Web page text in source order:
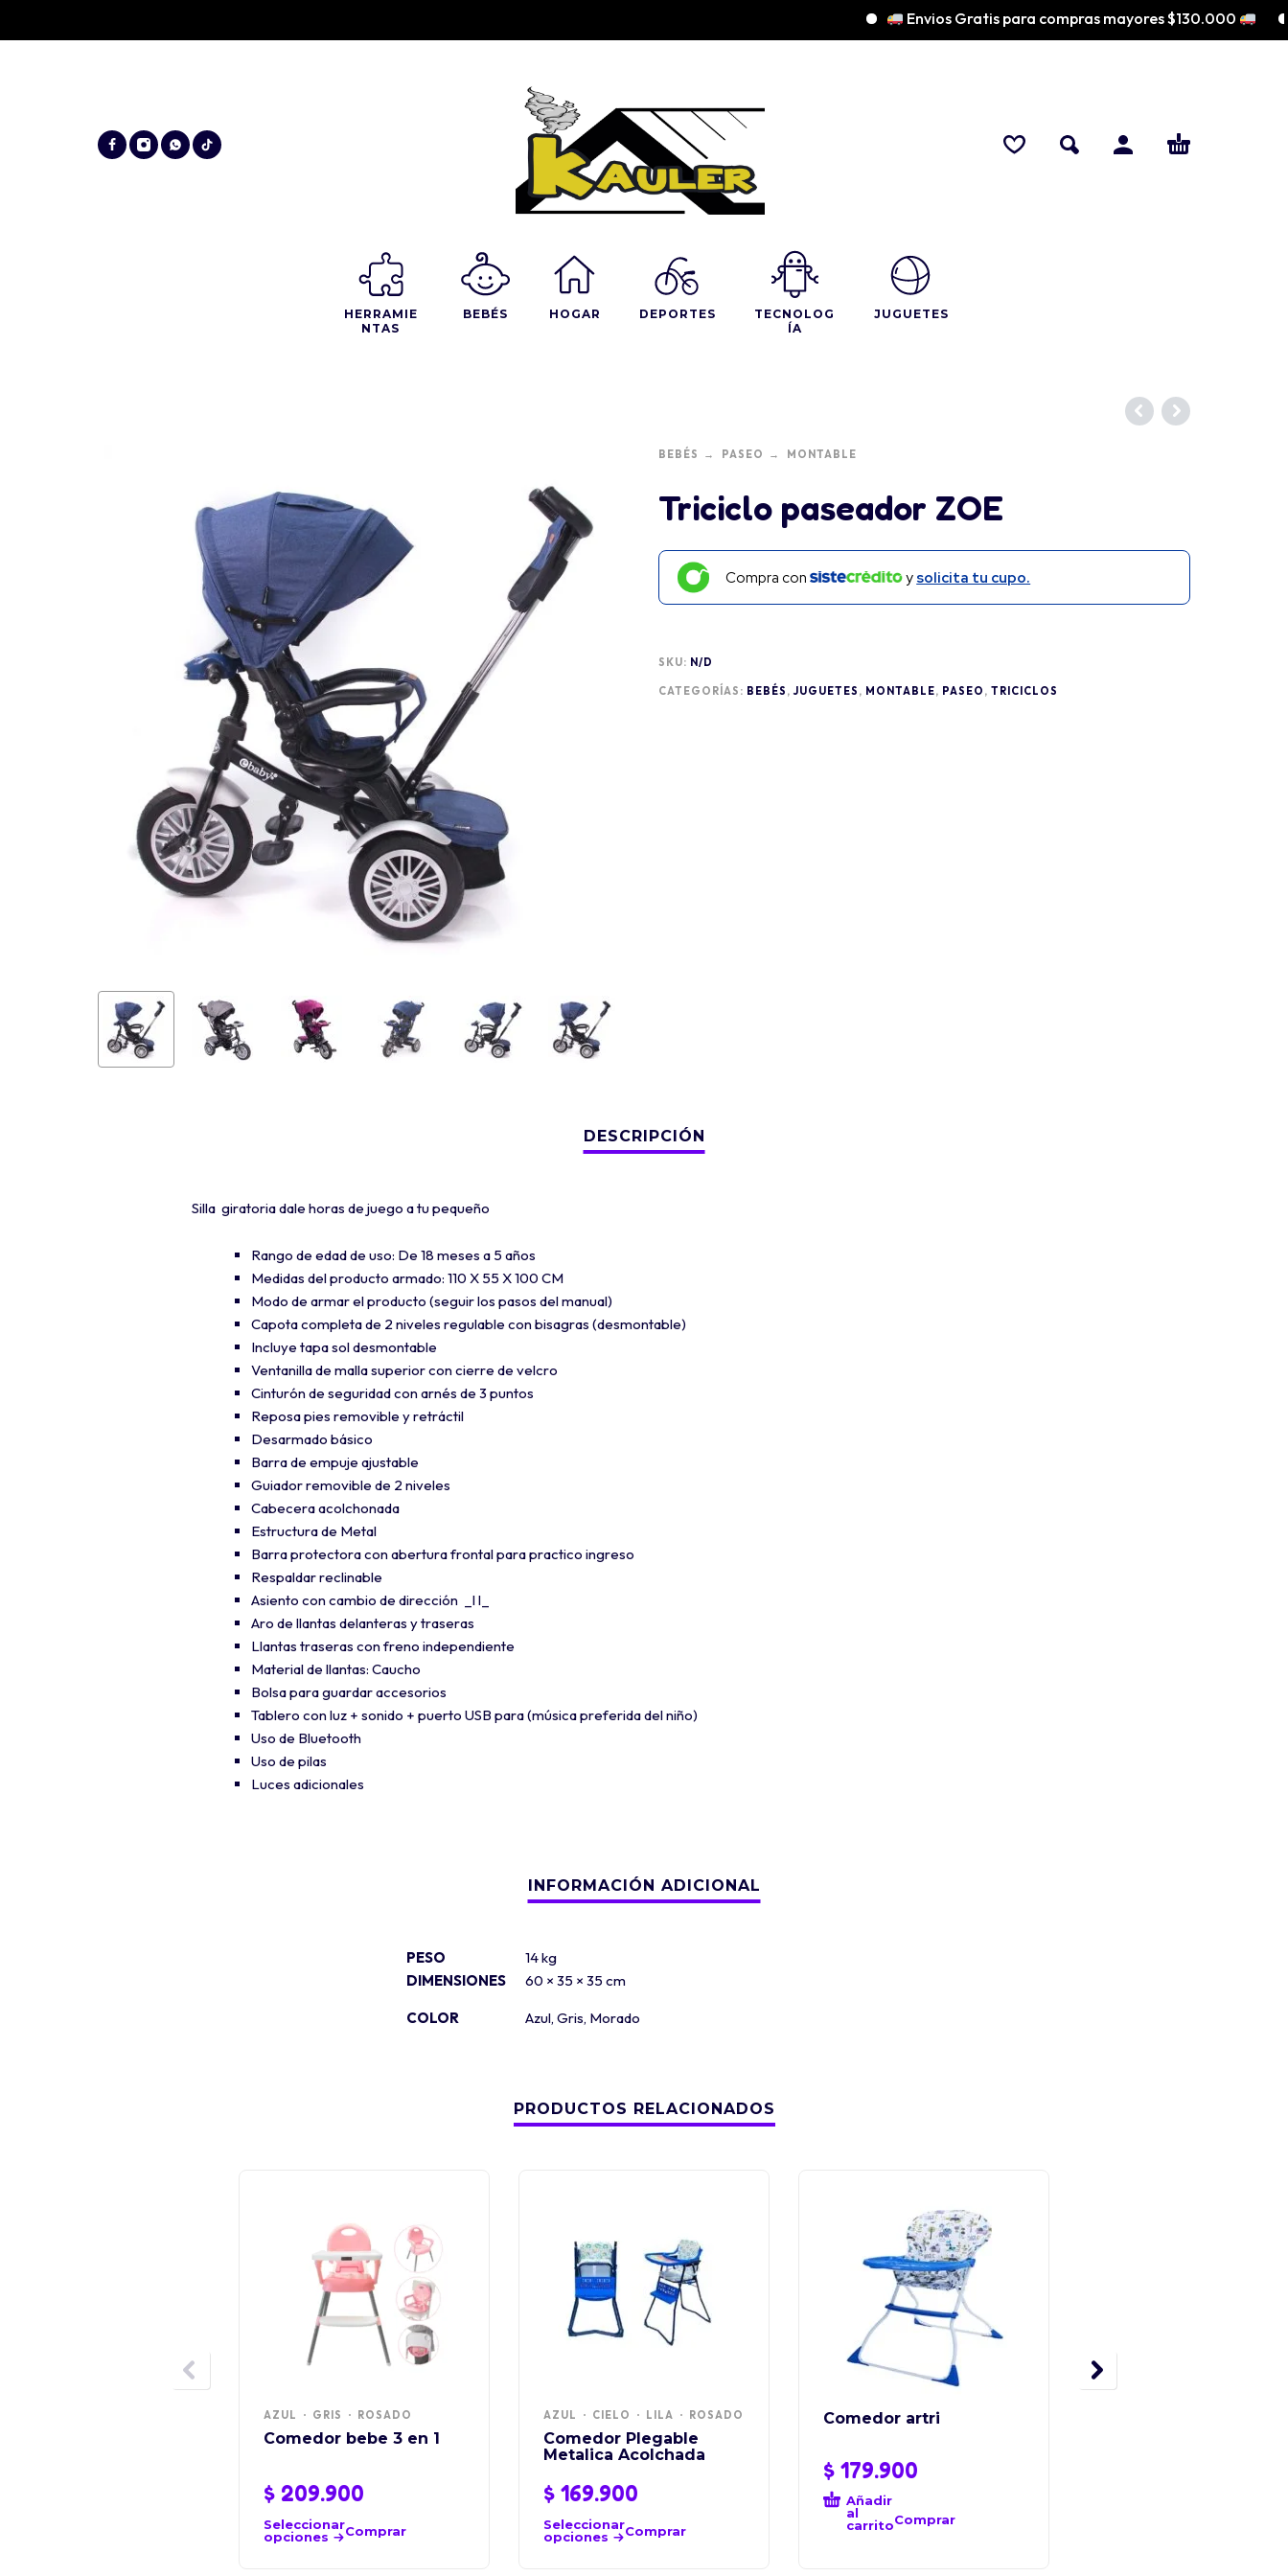
Envios Gratis para compras mayores $130.000 ♡
HERRAMIE
NTAS
BEBÉS HOGAR DEPORTES
TECNOLOG
ÍA
JUGUETES
BEBÉS PASEO MONTABLE
Triciclo paseador ZOE
Compra con y solicita tu cupo.
SKU: N/D
CATEGORÍAS: BEBÉS , JUGUETES , MONTABLE, PASEO , TRICICLOS
Silla giratoria dale horas de juego a tu pequeño
Rango de edad de uso: De 18 meses a 5 años
Medidas del producto armado: 110 X 55 X 100 CM
Modo de armar el producto (seguir los pasos del manual)
Capota completa de 2 niveles regulable con bisagras (desmontable)
Incluye tapa sol desmontable
Ventanilla de malla superior con cierre de velcro
Cinturón de seguridad con arnés de 3 puntos
Reposa pies removible y retráctil
Desarmado básico
Barra de empuje ajustable
Guiador removible de 2 niveles
Cabecera acolchonada
Estructura de Metal
Barra protectora con abertura frontal para practico ingreso
Respaldar reclinable
Asiento con cambio de dirección _l l_
Aro de llantas delanteras y traseras
Llantas traseras con freno independiente
Material de llantas: Caucho
Bolsa para guardar accesorios
Tablero con luz + sonido + puerto USB para (música preferida del niño)
Uso de Bluetooth
Uso de pilas
Luces adicionales
PESO
14 kg
DIMENSIONES
60 × 35 × 35 cm
COLOR Azul, Gris, Morado
PRODUCTOS RELACIONADOS
AZUL GRIS ROSADO
Comedor bebe 3 en 1
$ 209.900
Seleccionar
opciones
Comprar
AZUL CIELO LILA ROSADO
Comedor Plegable
Metalica Acolchada
$ 169.900
Seleccionar
opciones
Comprar
Comedor artri
$ 179.900
Añadir
al
carritoComprar